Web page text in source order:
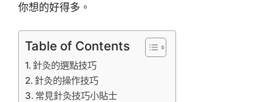
你想的好得多。
Table of Contents
針灸的選點技巧
針灸的操作技巧
常見針灸技巧小貼士